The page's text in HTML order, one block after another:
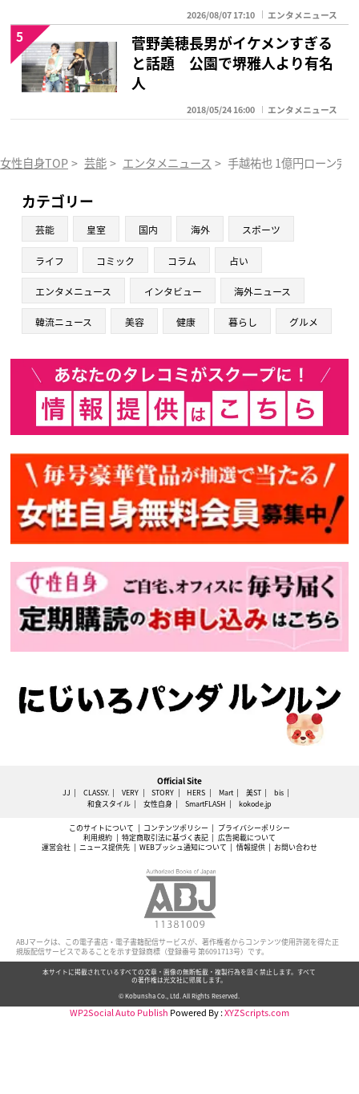
2026/08/07 17:10 エンタメニュース
菅野美穂長男がイケメンすぎる
と話題 公園で堺雅人より有名
人
2018/05/24 16:00 エンタメニュース
5
女性自身TOP > 芸能 > エンタメニュース > 手越祐也 1億円ローン完
カテゴリー
芸能 皇室 国内 海外 スポーツ
ライフ コミック コラム 占い
エンタメニュース インタビュー 海外ニュース
韓流ニュース 美容 健康 暮らし グルメ
Official Site
JJ CLASSY. VERY STORY HERS Mart 美ST
bis
和食スタイル
女性自身 SmartFLASH kokode.jp
このサイトについて コンテンツポリシー
プライバシーポリシー
利用規約
特定商取引法に基づく表記
広告掲載について
運営会社
ニュース提供先 WEBプッシュ通知について 情報提供 お問い合わせ
ABJマークは、この電子書店・電子書籍配信サービスが、著作権者からコンテンツ使用許諾を得た正
規版配信サービスであることを示す登録商標（登録番号 第6091713号）です。
本サイトに掲載されているすべての文章・画像の無断転載・複製行為を固く禁止します。すべて
の著作権は光文社に帰属します。
© Kobunsha Co., Ltd. All Rights Reserved.
WP2Social Auto Publish Powered By :XYZScripts.com